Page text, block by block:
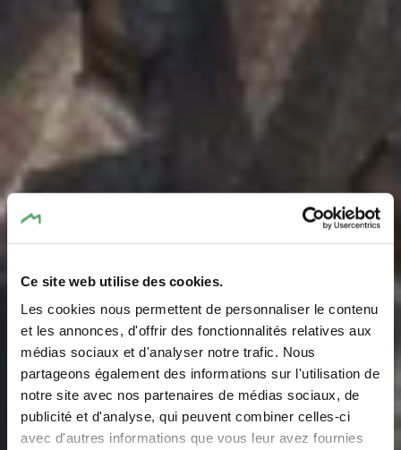
Ce site web utilise des cookies.
Les cookies nous permettent de personnaliser le contenu
et les annonces, d'offrir des fonctionnalités relatives aux
médias sociaux et d'analyser notre trafic. Nous
partageons également des informations sur l'utilisation de
notre site avec nos partenaires de médias sociaux, de
publicité et d'analyse, qui peuvent combiner celles-ci
avec d'autres informations que vous leur avez fournies
Château Larochette
Où? Montée du Château, L-7625 Larochette